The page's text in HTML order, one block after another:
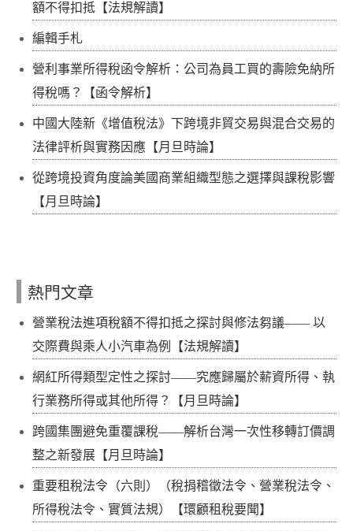
額不得扣抵【法規解讀】
編輯手札
營利事業所得稅函令解析：公司為員工買的壽險免納所
得稅嗎？【函令解析】
中國大陸新《增值稅法》下跨境非貿交易與混合交易的
法律評析與實務因應【月旦時論】
從跨境投資角度論美國商業組織型態之選擇與課稅影響
【月旦時論】
熱門文章
營業稅法進項稅額不得扣抵之探討與修法芻議—— 以
交際費與乘人小汽車為例【法規解讀】
網紅所得類型定性之探討——究應歸屬於薪資所得、執
行業務所得或其他所得？【月旦時論】
跨國集團避免重覆課稅——解析台灣一次性移轉訂價調
整之新發展【月旦時論】
重要租稅法令（六則）（稅捐稽徵法令、營業稅法令、
所得稅法令、實質法規）【環顧租稅要聞】